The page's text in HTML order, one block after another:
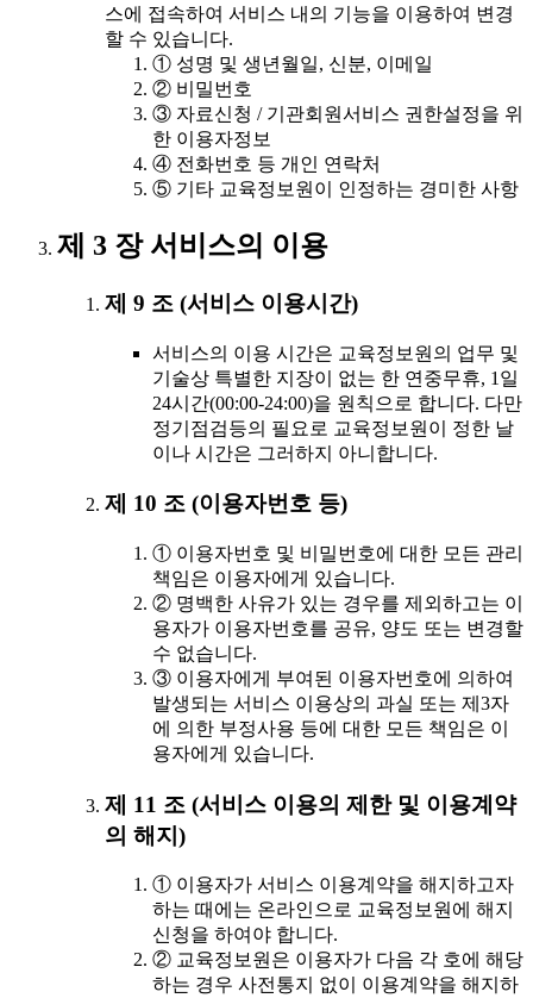
스에 접속하여 서비스 내의 기능을 이용하여 변경
할 수 있습니다.
① 성명 및 생년월일, 신분, 이메일
② 비밀번호
③ 자료신청 / 기관회원서비스 권한설정을 위
한 이용자정보
④ 전화번호 등 개인 연락처
⑤ 기타 교육정보원이 인정하는 경미한 사항
제 3 장 서비스의 이용
제 9 조 (서비스 이용시간)
서비스의 이용 시간은 교육정보원의 업무 및
기술상 특별한 지장이 없는 한 연중무휴, 1일
24시간(00:00-24:00)을 원칙으로 합니다. 다만
정기점검등의 필요로 교육정보원이 정한 날
이나 시간은 그러하지 아니합니다.
제 10 조 (이용자번호 등)
① 이용자번호 및 비밀번호에 대한 모든 관리
책임은 이용자에게 있습니다.
② 명백한 사유가 있는 경우를 제외하고는 이
용자가 이용자번호를 공유, 양도 또는 변경할
수 없습니다.
③ 이용자에게 부여된 이용자번호에 의하여
발생되는 서비스 이용상의 과실 또는 제3자
에 의한 부정사용 등에 대한 모든 책임은 이
용자에게 있습니다.
제 11 조 (서비스 이용의 제한 및 이용계약
의 해지)
① 이용자가 서비스 이용계약을 해지하고자
하는 때에는 온라인으로 교육정보원에 해지
신청을 하여야 합니다.
② 교육정보원은 이용자가 다음 각 호에 해당
하는 경우 사전통지 없이 이용계약을 해지하